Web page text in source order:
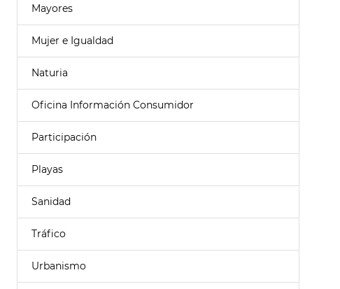
Mayores
Mujer e Igualdad
Naturia
Oficina Información Consumidor
Participación
Playas
Sanidad
Tráfico
Urbanismo